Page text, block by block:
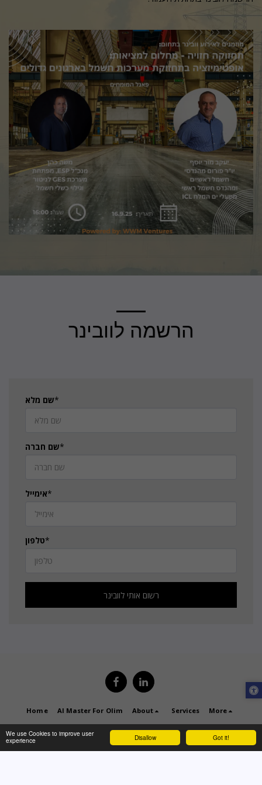
Got it!
Disallow
We use Cookies to improve user
experience
הרשמה לוובינר
שם מלא*
שם חברה*
אימייל*
טלפון*
רשום אותי לוובינר
Home AI Master For Olim About Services More
Copyright © 2026 All rights reserved -WWM Ventures